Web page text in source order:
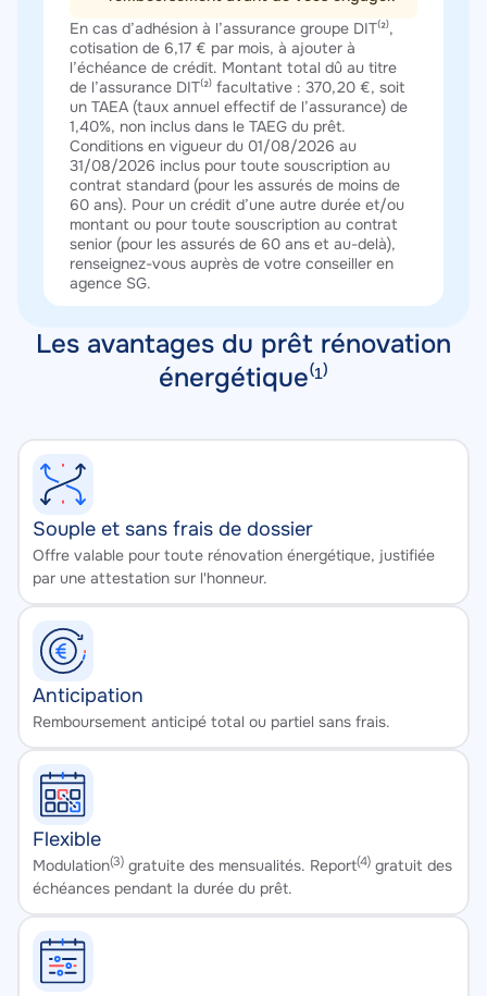
Texte
En cas d’adhésion à l’assurance groupe DIT⁽²⁾,
cotisation de 6,17 € par mois, à ajouter à
l’échéance de crédit. Montant total dû au titre
de l’assurance DIT⁽²⁾ facultative : 370,20 €, soit
un TAEA (taux annuel effectif de l’assurance) de
1,40%, non inclus dans le TAEG du prêt.
Conditions en vigueur du 01/08/2026 au
31/08/2026 inclus pour toute souscription au
contrat standard (pour les assurés de moins de
60 ans). Pour un crédit d’une autre durée et/ou
montant ou pour toute souscription au contrat
senior (pour les assurés de 60 ans et au-delà),
renseignez-vous auprès de votre conseiller en
agence SG.
Les avantages du prêt rénovation
énergétique⁽¹⁾
Souple et sans frais de dossier
Texte
Offre valable pour toute rénovation énergétique, justifiée
par une attestation sur l'honneur.
Anticipation
Texte
Remboursement anticipé total ou partiel sans frais.
Flexible
Texte
Modulation(3) gratuite des mensualités. Report(4) gratuit des
échéances pendant la durée du prêt.